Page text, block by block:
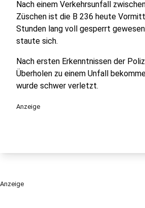
Nach einem Verkehrsunfall
Züschen ist die B 236 heute
Stunden lang voll gesperrt
staute sich.
Nach ersten Erkenntnissen der
Überholen zu einem Unfall
wurde schwer verletzt.
Anzeige
Anzeige